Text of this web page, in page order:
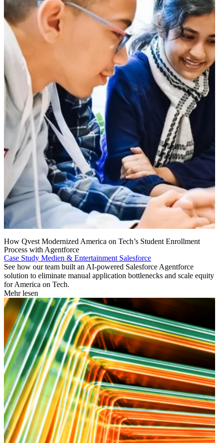
How Qvest Modernized America on Tech’s Student Enrollment
Process with Agentforce
Case Study Medien & Entertainment Salesforce
See how our team built an AI-powered Salesforce Agentforce
solution to eliminate manual application bottlenecks and scale equity
for America on Tech.
Mehr lesen